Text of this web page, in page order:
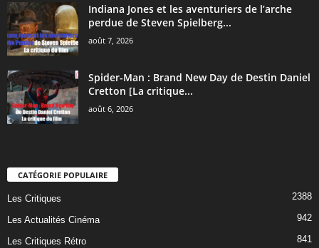
Indiana Jones et les aventuriers de l’arche
perdue de Steven Spielberg...
août 7, 2026
Spider-Man : Brand New Day de Destin Daniel
Cretton [La critique...
août 6, 2026
CATÉGORIE POPULAIRE
Les Critiques 2388
Les Actualités Cinéma 942
Les Critiques Rétro 841